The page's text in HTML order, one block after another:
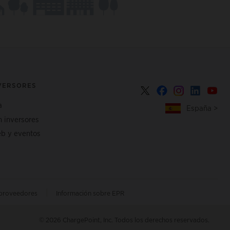
inversores
y eventos
España >
Información sobre EPR